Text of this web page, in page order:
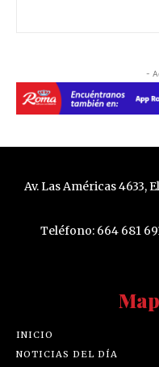
-
Av. Las Américas 4633,
Teléfono: 664 681
INICIO
NOTICIAS DEL DÍA